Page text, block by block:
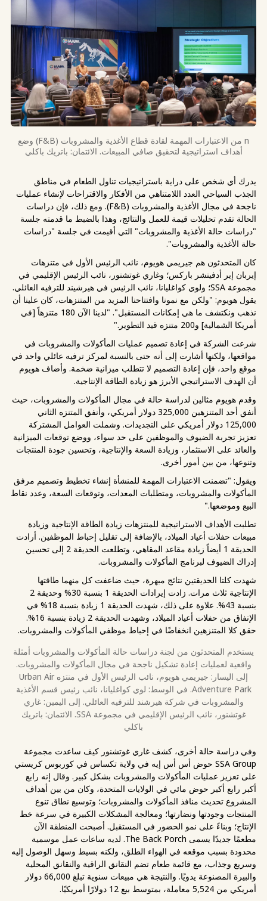
n من الاعتبارات المهمة لقادة قطاع الأغذية والمشروبات (F&B) وضع
أهداف استراتيجية لتحقيق صافي المبيعات. الائتمان: باتريك باكلي
يدرك أي شخص على دراية باستراتيجيات تناول الطعام في مناطق
الجذب السياحي العدد اللامتناهي من الأفكار والاقتراحات لإنشاء عمليات
ناجحة في مجال الأغذية والمشروبات (F&B). ومع ذلك، فإن دراسات
الحالة تقدم تحليلات قيمة للعمل والنتائج، وهذا بالضبط ما قدمته جلسة
"دراسات حالة الأغذية والمشروبات" التي أقيمت في جلسة "دراسات
حالة الأغذية والمشروبات".
كان المتحدثون هم جيريمي هويوم، نائب الرئيس الأول في متنزهات
إيربان إير أدفينشر باركس؛ وغاري غوتشنور، نائب الرئيس الإقليمي في
مجموعة SSA؛ ولوي كواغليانا، نائب الرئيس في هيرشيند للترفيه العائلي.
يقول هويوم: "ولكن مع نمونا وافتتاحنا المزيد من المتنزهات، كان علينا أن
نذهب ونكتشف ما هي إمكانات المستقبل". "لدينا الآن 180 متنزهاً [في
أمريكا الشمالية] و200 متنزه قيد التطوير."
شرعت الشركة في إعادة تصميم عمليات المأكولات والمشروبات في
مواقعها، ولكنها أشارت إلى أنه حتى بالنسبة لمركز ترفيه عائلي واحد في
موقع واحد، فإن إعادة التصميم لا تتطلب ميزانية ضخمة. وأضاف هويوم
أن الهدف الاستراتيجي الأبرز هو زيادة الطاقة الإنتاجية.
وقدم هويوم مثالين لدراسة حالة في مجال المأكولات والمشروبات، حيث
أنفق أحد المتنزهين 325,000 دولار أمريكي، وأنفق المتنزه الثاني
125,000 دولار أمريكي على التجديدات. وشملت العوامل المشتركة
تعزيز تجربة الضيوف والموظفين على حد سواء، ووضع توقعات الميزانية
والعائد على الاستثمار، وزيادة السعة والإنتاجية، وتحسين جودة المنتجات
وتنوعها، من بين أمور أخرى.
ويقول: "تضمنت الاعتبارات المهمة للمنشأة إنشاء تخطيط وتصميم مرفق
المأكولات والمشروبات، ومتطلبات المعدات، وتوقعات السعة، وعدد نقاط
البيع وموضعها."
تطلبت الأهداف الاستراتيجية للمنتزهات زيادة الطاقة الإنتاجية وزيادة
مبيعات حفلات أعياد الميلاد، بالإضافة إلى تقليل إحباط الموظفين. أرادت
الحديقة 1 أيضاً زيادة مقاعد المقاهي، وتطلعت الحديقة 2 إلى تحسين
إدراك الضيوف لبرنامج المأكولات والمشروبات.
شهدت كلتا الحديقتين نتائج مبهرة، حيث ضاعفت كل منهما طاقتها
الإنتاجية ثلاث مرات. زادت إيرادات الحديقة 1 بنسبة 30% وحديقة 2
بنسبة 43%. علاوة على ذلك، شهدت الحديقة 1 زيادة بنسبة 18% في
الإنفاق من حفلات أعياد الميلاد، وشهدت الحديقة 2 زيادة بنسبة 16%.
حقق كلا المتنزهين انخفاضًا في إحباط موظفي المأكولات والمشروبات.
يستخدم المتحدثون من لجنة دراسات حالة المأكولات والمشروبات أمثلة
واقعية لعمليات إعادة تشكيل ناجحة في مجال المأكولات والمشروبات.
إلى اليسار: جيريمي هويوم، نائب الرئيس الأول في منتزه Urban Air
Adventure Park. في الوسط: لوي كواغليانا، نائب رئيس قسم الأغذية
والمشروبات في شركة هيرشند للترفيه العائلي. إلى اليمين: غاري
غوتشنور، نائب الرئيس الإقليمي في مجموعة SSA. الائتمان: باتريك
باكلي
وفي دراسة حالة أخرى، كشف غاري غوتشنور كيف ساعدت مجموعة
SSA Group حوض أس أس إيه في ولاية تكساس في كوربوس كريستي
على تعزيز عمليات المأكولات والمشروبات بشكل كبير. وقال إنه رابع
أكبر رابع أكبر حوض مائي في الولايات المتحدة، وكان من بين أهداف
المشروع تحديث منافذ المأكولات والمشروبات؛ وتوسيع نطاق تنوع
المنتجات وجودتها ونضارتها؛ ومعالجة المشكلات الكبيرة في سرعة خط
الإنتاج؛ وبناءً على نمو الحضور في المستقبل. أصبحت المنطقة الآن
مطعمًا جديدًا يسمى The Back Porch. لديه ساعات عمل موسمية
محدودة بسبب موقعه في الهواء الطلق، ولكنه بسيط وسهل الوصول إليه
وسريع وجذاب، مع قائمة طعام تضم النقانق الراقية والنقانق المحلية
والبيرة المصنوعة يدويًا. والنتيجة هي مبيعات سنوية تبلغ 66,000 دولار
أمريكي من 5,524 معاملة، بمتوسط بيع 12 دولارًا أمريكيًا.